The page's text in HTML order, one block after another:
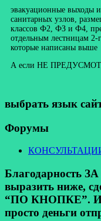
эвакуационные выходы
санитарных узлов,
классов Ф2, ФЗ и Ф4,
отдельным лестницам
которые написаны выше
А если НЕ
выбрать язык
Форумы
Благодарность
выразить ниже,
“ПО КНОПКЕ”.
просто деньги